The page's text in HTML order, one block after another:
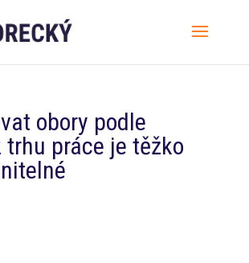
obory podle
trhu práce je těžko